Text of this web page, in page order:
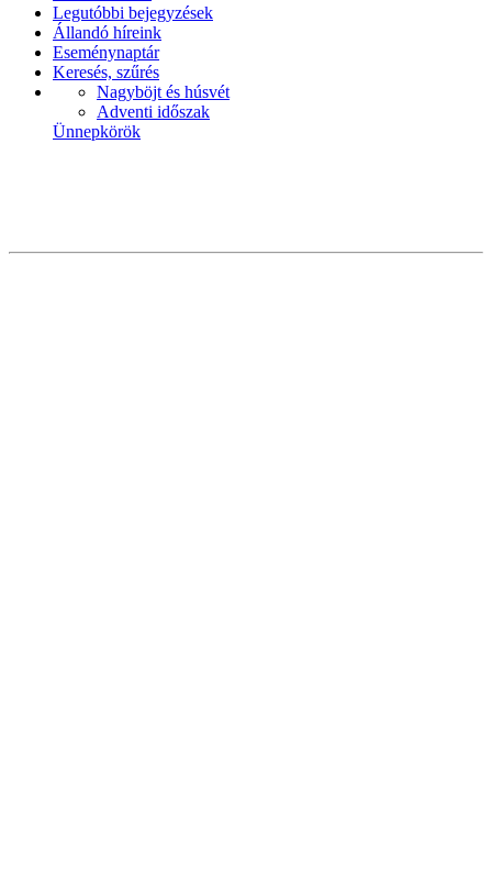
Legutóbbi bejegyzések
Állandó híreink
Eseménynaptár
Keresés, szűrés
Nagyböjt és húsvét
Adventi időszak
Ünnepkörök